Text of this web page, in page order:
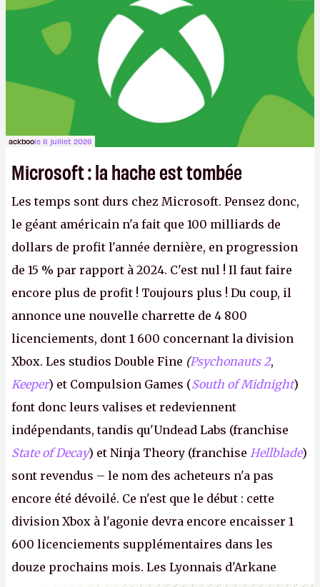
ackboole 6 juillet 2026
Microsoft : la hache est tombée
Les temps sont durs chez Microsoft. Pensez donc,
le géant américain n'a fait que 100 milliards de
dollars de profit l'année dernière, en progression
de 15 % par rapport à 2024. C'est nul ! Il faut faire
encore plus de profit ! Toujours plus ! Du coup, il
annonce une nouvelle charrette de 4 800
licenciements, dont 1 600 concernant la division
Xbox. Les studios Double Fine (Psychonauts 2,
Keeper) et Compulsion Games (South of Midnight)
font donc leurs valises et redeviennent
indépendants, tandis qu'Undead Labs (franchise
State of Decay) et Ninja Theory (franchise Hellblade)
sont revendus – le nom des acheteurs n'a pas
encore été dévoilé. Ce n'est que le début : cette
division Xbox à l'agonie devra encore encaisser 1
600 licenciements supplémentaires dans les
douze prochains mois. Les Lyonnais d'Arkane